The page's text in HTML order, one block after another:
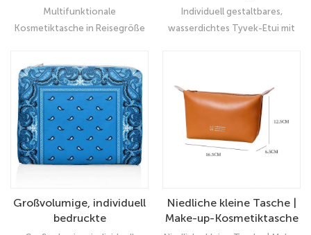
Reisegröße –
Kosmetiktäschchen aus
umweltfreundlichem
Multifunktionale
Kosmetiktasche in Reisegröße
umweltfreundlichem Tyvek
mit Blumenmuster –
Reise-Kosmetiktasche mit
großem
Individuell gestaltbares,
wasserdichtes Tyvek-Etui mit
Großvolumige, individuell
bedruckte
Niedliche kleine Tasche |
Make-up-Kosmetiktasche